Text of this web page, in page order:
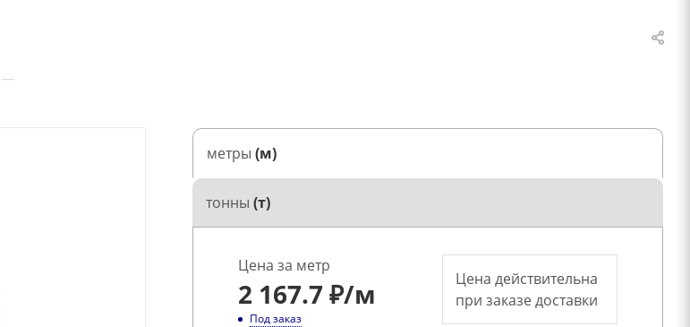
—
метры (м)
тонны (т)
Цена за метр
2 167.7 ₽/м
Под заказ
Цена действительна
при заказе доставки